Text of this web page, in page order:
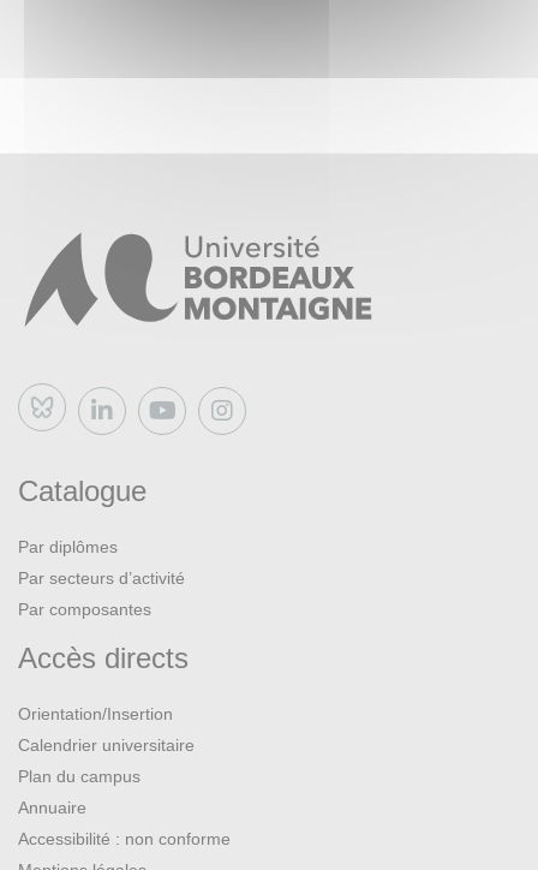
Bluesky
Catalogue
Par diplômes
Par secteurs d’activité
Par composantes
Accès directs
Orientation/Insertion
Calendrier universitaire
Plan du campus
Annuaire
Accessibilité : non conforme